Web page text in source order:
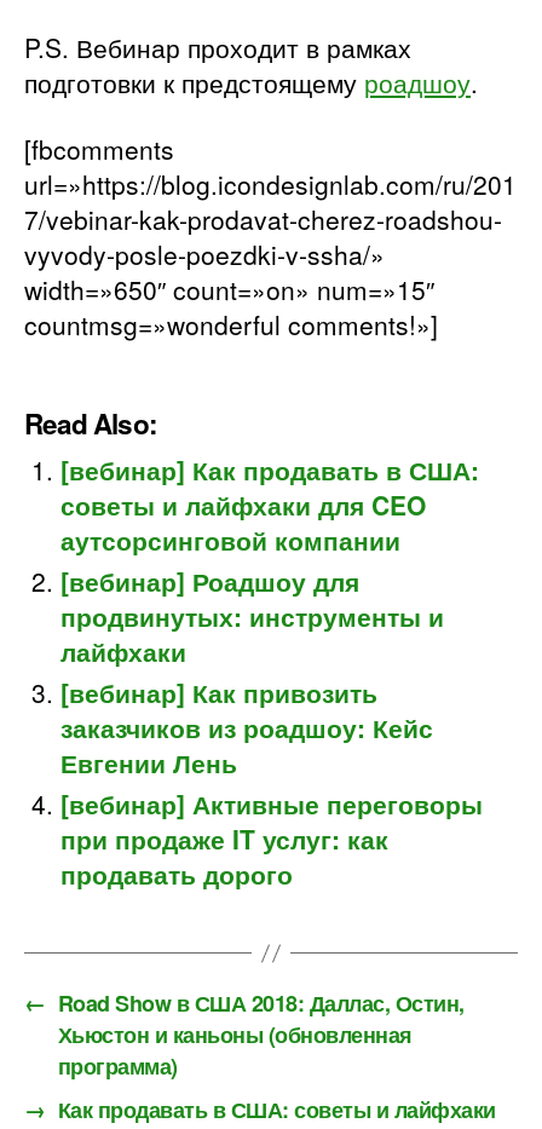
P.S. Вебинар проходит в рамках
подготовки к предстоящему роадшоу.
[fbcomments
url=»https://blog.icondesignlab.com/ru/201
7/vebinar-kak-prodavat-cherez-roadshou-
vyvody-posle-poezdki-v-ssha/»
width=»650″ count=»on» num=»15″
countmsg=»wonderful comments!»]
Read Also:
[вебинар] Как продавать в США:
советы и лайфхаки для CEO
аутсорсинговой компании
[вебинар] Роадшоу для
продвинутых: инструменты и
лайфхаки
[вебинар] Как привозить
заказчиков из роадшоу: Кейс
Евгении Лень
[вебинар] Активные переговоры
при продаже IT услуг: как
продавать дорого
← Road Show в США 2018: Даллас, Остин,
Хьюстон и каньоны (обновленная
программа)
→ Как продавать в США: советы и лайфхаки